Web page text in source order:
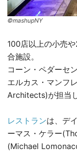
©mashupNY
100店以上の小
合施設。
コーン・ペダーセ
エルカス・マンフ
Architects)が担当し
レストランは、デ
ーマス・ケラー
(Michael